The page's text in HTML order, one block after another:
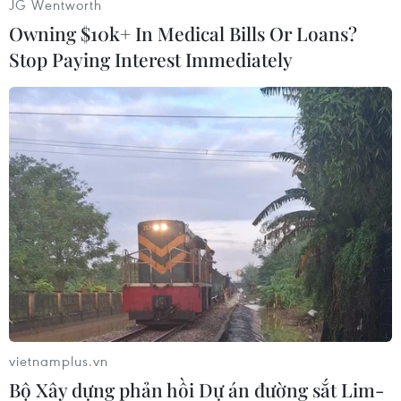
#Pakistan #Afghanitan
#Biên giới
#Hệ thống phòng không
JG Wentworth
Owning $10k+ In Medical Bills Or Loans?
Stop Paying Interest Immediately
vietnamplus.vn
Bộ Xây dựng phản hồi Dự án đường sắt Lim-